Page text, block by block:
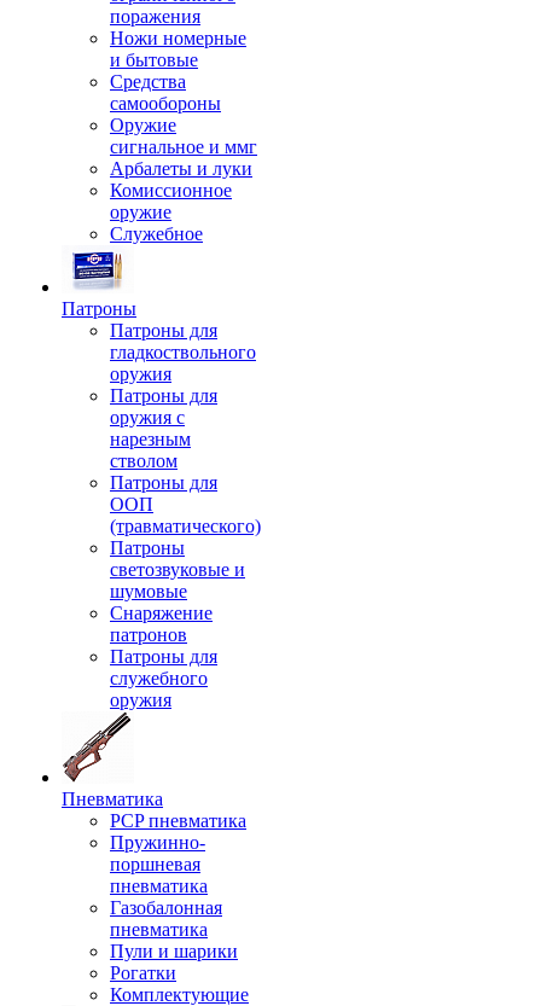
поражения
Ножи номерные
и бытовые
Средства
самообороны
Оружие
сигнальное и ммг
Арбалеты и луки
Комиссионное
оружие
Служебное
Патроны
Патроны для
гладкоствольного
оружия
Патроны для
оружия с
нарезным
стволом
Патроны для
ООП
(травматического)
Патроны
светозвуковые и
шумовые
Снаряжение
патронов
Патроны для
служебного
оружия
Пневматика
PCP пневматика
Пружинно-
поршневая
пневматика
Газобалонная
пневматика
Пули и шарики
Рогатки
Комплектующие